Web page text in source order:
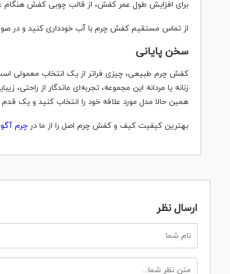
برای افزایش طول عمر کفش، از قالب چوبی کفش هنگام
از تماس مستقیم کفش چرم با آب خودداری کنید و
سخن پایانی
کفش چرم طبیعی، چیزی فراتر از یک انتخاب معمولی
زنانه یا مردانه این مجموعه، تجربه‌ای ماندگار از راحتی،
همین حالا مدل مورد علاقه خود را انتخاب کنید و یک
بهترین کیفیت کیف و کفش چرم اصل را از ما در چرم
ارسال نظر